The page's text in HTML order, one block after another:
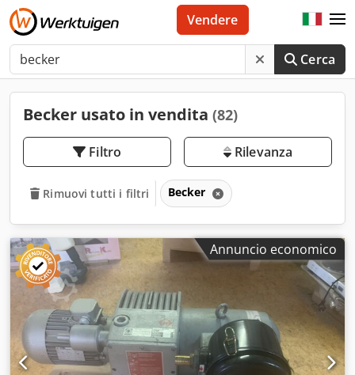
Cerca
Vendere
Becker usato in vendita (82)
Filtro Rilevanza
Rimuovi tutti i filtri Becker
Annuncio economico